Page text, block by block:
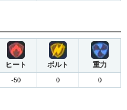
ヒート ボルト 重力
-50 0 0